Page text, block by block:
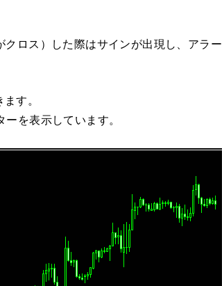
ロス）した際はサインが出現し、アラー
す。
を表示しています。